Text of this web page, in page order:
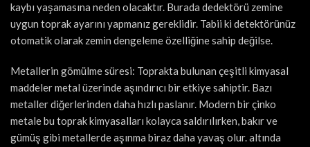
kaybı yaşamasına neden olacaktır. Burada dedektörü zemine
uygun toprak ayarını yapmanız gereklidir. Tabii ki detektörünüz
otomatik olarak zemin dengeleme özelliğine sahip değilse.
Metallerin gömülme süresi: Toprakta bulunan çeşitli kimyasal
maddeler metal üzerinde aşındırıcı bir etkiye sahiptir. Bazı
metaller diğerlerinden daha hızlı paslanır. Modern bir çinko
metale bu toprak kimyasalları kolayca saldırılırken, bakır ve
gümüş gibi metallerde aşınma biraz daha yavaş olur. altında